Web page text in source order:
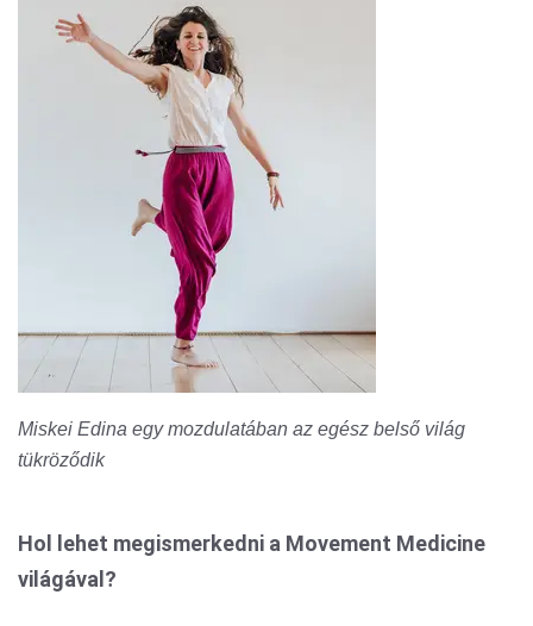
Miskei Edina egy mozdulatában az egész belső világ
tükröződik
Hol lehet megismerkedni a Movement Medicine
világával?